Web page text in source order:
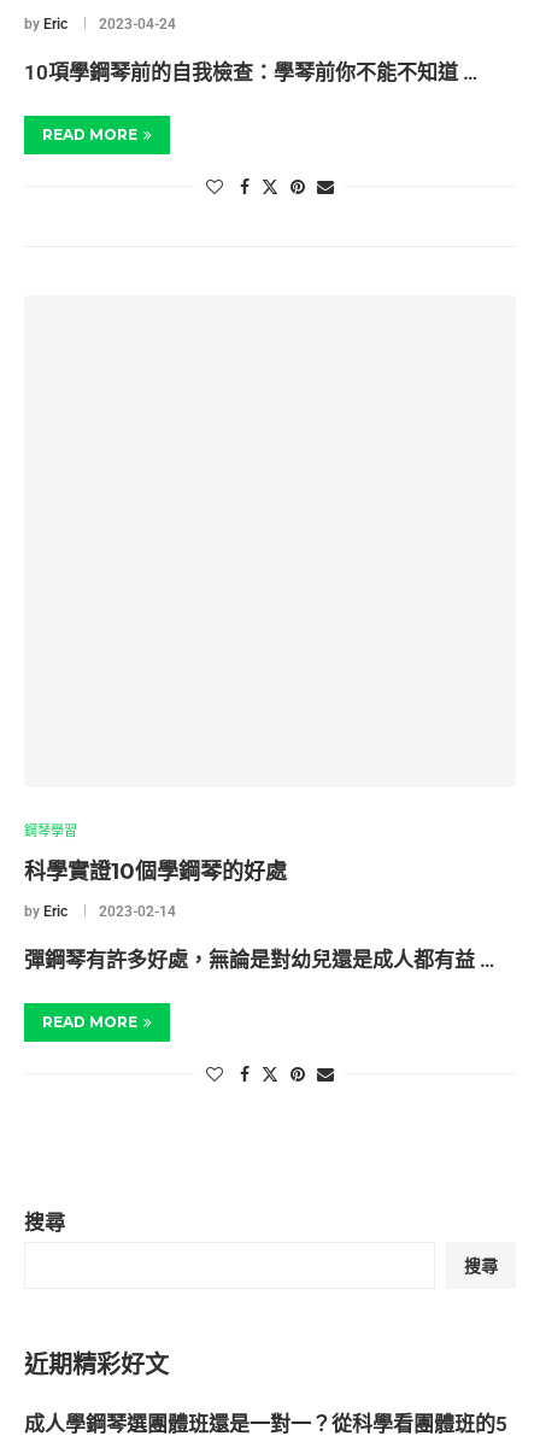
by Eric 2023-04-24
10項學鋼琴前的自我檢查：學琴前你不能不知道 …
READ MORE
鋼琴學習
科學實證10個學鋼琴的好處
by Eric 2023-02-14
彈鋼琴有許多好處，無論是對幼兒還是成人都有益 …
READ MORE
搜尋
搜尋
近期精彩好文
成人學鋼琴選團體班還是一對一？從科學看團體班的5